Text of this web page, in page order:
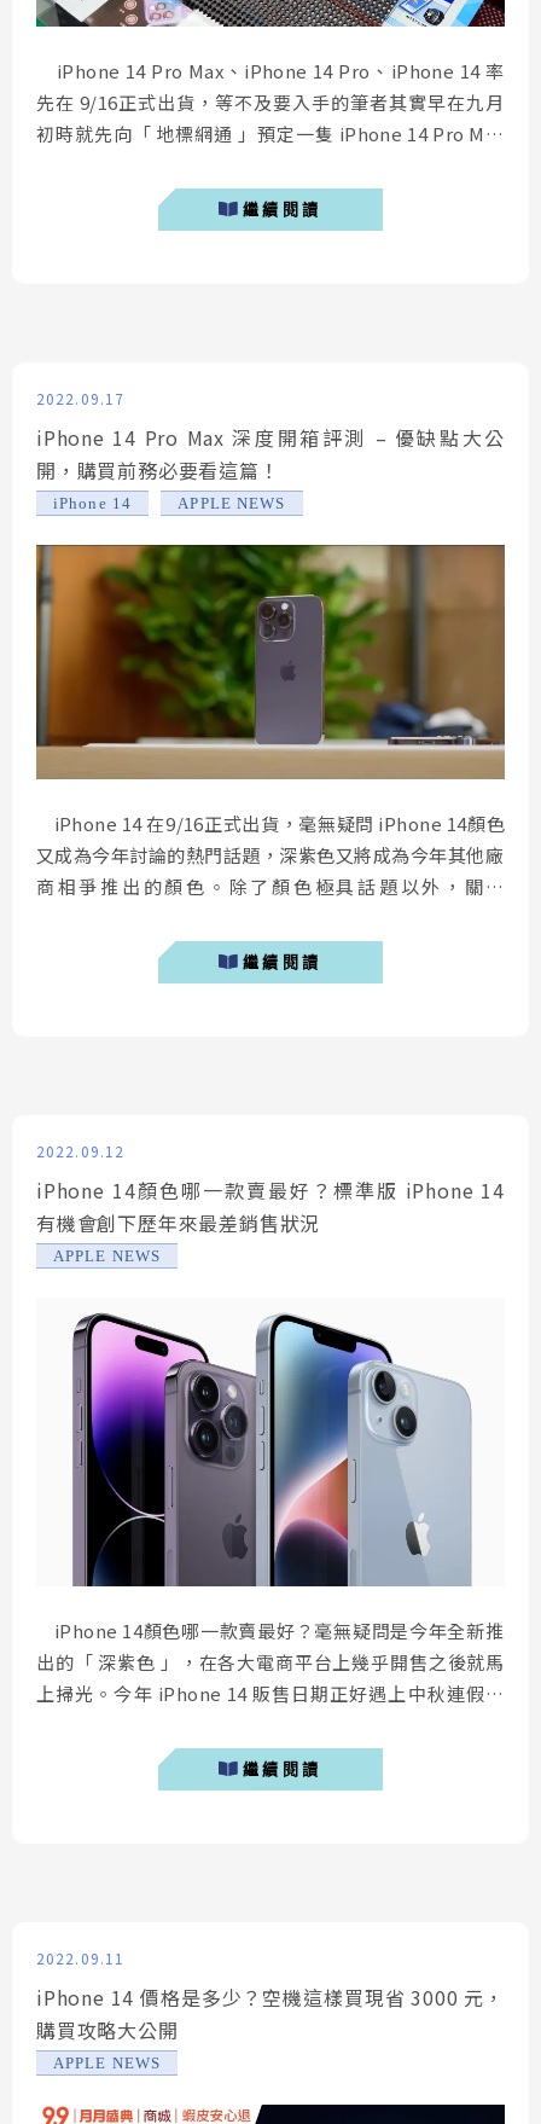
iPhone 14 Pro Max、iPhone 14 Pro、iPhone 14 率
先在 9/16正式出貨，等不及要入手的筆者其實早在九月
初時就先向「 地標網通 」預定一隻 iPhone 14 Pro Max
店，因此只要談到要買 iPhone 13、iPhone 14空機，很
多人台中人都會推薦「 地標網通 」，筆者今...
繼續閱讀
2022.09.17
iPhone 14 Pro Max 深度開箱評測 – 優缺點大公
開，購買前務必要看這篇！
iPhone 14 APPLE NEWS
iPhone 14 在9/16正式出貨，毫無疑問 iPhone 14顏色
又成為今年討論的熱門話題，深紫色又將成為今年其他廠
商相爭推出的顏色。除了顏色極具話題以外，關於
筆者整理了一些近期國外媒體實測的樣張，分享關於今年
iPhone 14拍照提升是否足以構成換機主因。 iPhone
繼續閱讀
2022.09.12
iPhone 14顏色哪一款賣最好？標準版 iPhone 14
有機會創下歷年來最差銷售狀況
APPLE NEWS
iPhone 14顏色哪一款賣最好？毫無疑問是今年全新推
出的「 深紫色 」，在各大電商平台上幾乎開售之後就馬
上掃光。今年 iPhone 14 販售日期正好遇上中秋連假，
(Ming-Chi Kuo)公佈了 iPhone 14 首週銷售狀況，一起
透過本文來了解吧！ iPhone 14 怎麼買最優惠...
繼續閱讀
2022.09.11
iPhone 14 價格是多少？空機這樣買現省 3000 元，
購買攻略大公開
APPLE NEWS